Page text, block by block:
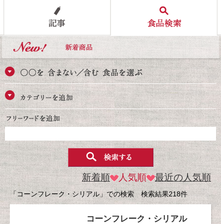
新着順 人気順 最近の人気順
「コーンフレーク・シリアル」での検索 検索結果218件
コーンフレーク・シリアル